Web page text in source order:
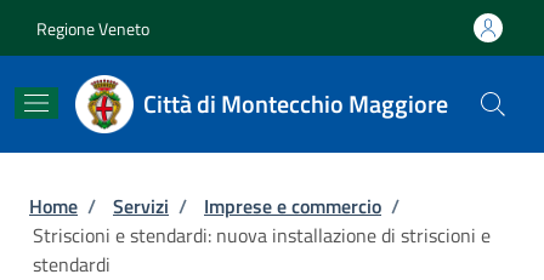
Regione Veneto
Città di Montecchio Maggiore
Briciole di pane
Home / Servizi / Imprese e commercio /
Striscioni e stendardi: nuova installazione di striscioni e
stendardi